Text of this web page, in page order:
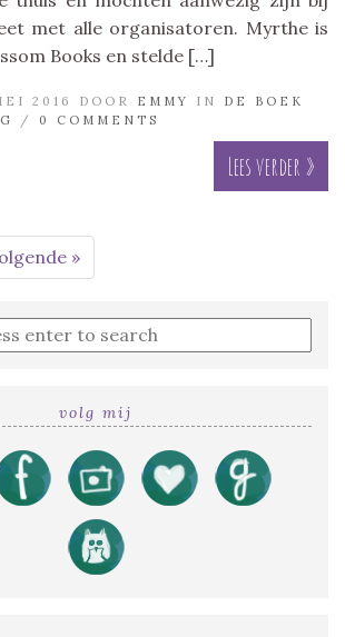
met alle organisatoren. Myrthe is
Books en stelde […]
2016 DOOR EMMY IN DE BOEK
/ 0 COMMENTS
Lees verder »
»
volg mij